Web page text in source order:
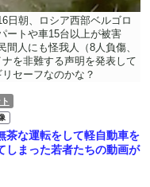
日朝、ロシア西部ベルゴロ
ートや車15台以上が被害
人にも怪我人（8人負傷、
を非難する声明を発表して
セーフなのかな？
茶な運転をして軽自動車を
しまった若者たちの動画が